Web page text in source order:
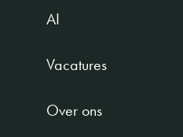
AI
Vacatures
Over ons